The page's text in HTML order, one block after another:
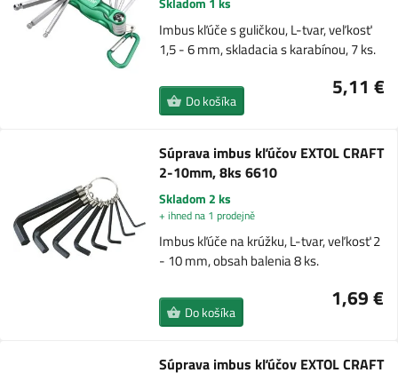
Imbus kľúče s guličkou, L-tvar, veľkosť
1,5 - 6 mm, skladacia s karabínou, 7 ks.
5,11 €
Do košíka
Súprava imbus kľúčov EXTOL CRAFT
2-10mm, 8ks 6610
Skladom 2 ks
+ ihned na 1 prodejně
Imbus kľúče na krúžku, L-tvar, veľkosť 2
- 10 mm, obsah balenia 8 ks.
1,69 €
Do košíka
Súprava imbus kľúčov EXTOL CRAFT